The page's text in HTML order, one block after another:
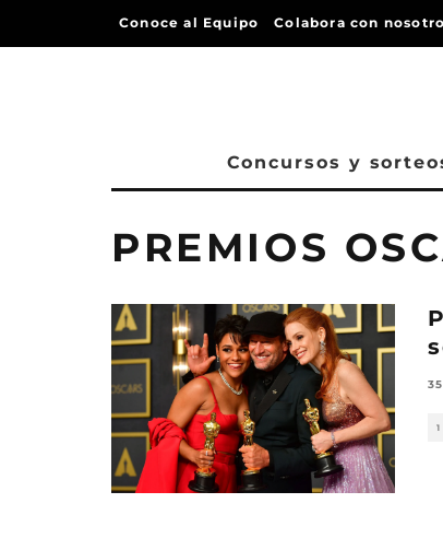
Conoce al Equipo Colabora con
Concursos y
PREMIOS